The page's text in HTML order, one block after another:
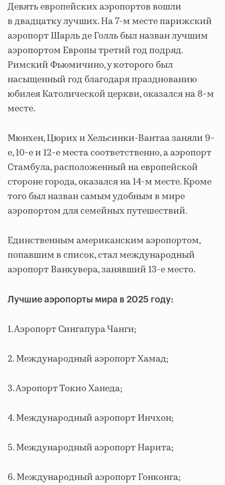
Девять европейских аэропортов вошли
в двадцатку лучших. На 7-м месте парижский
аэропорт Шарль де Голль был назван лучшим
аэропортом Европы третий год подряд.
Римский Фьюмичино, у которого был
насыщенный год благодаря празднованию
юбилея Католической церкви, оказался на 8-м
месте.
Мюнхен, Цюрих и Хельсинки-Вантаа заняли 9-
е, 10-е и 12-е места соответственно, а аэропорт
Стамбула, расположенный на европейской
стороне города, оказался на 14-м месте. Кроме
того был назван самым удобным в мире
аэропортом для семейных путешествий.
Единственным американским аэропортом,
попавшим в список, стал международный
аэропорт Ванкувера, занявший 13-е место.
Лучшие аэропорты мира в 2025 году:
1. Аэропорт Сингапура Чанги;
2. Международный аэропорт Хамад;
3. Аэропорт Токио Ханеда;
4. Международный аэропорт Инчхон;
5. Международный аэропорт Нарита;
6. Международный аэропорт Гонконга;